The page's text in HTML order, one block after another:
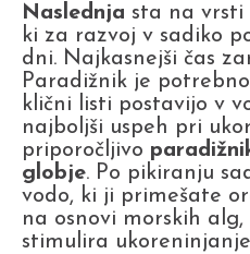
Naslednja sta na vrsti
ki za razvoj v sadiko
dni. Najkasnejši čas
Paradižnik je
klični listi postavijo v
najboljši uspeh pri
priporočljivo
globje. Po pikiranju
vodo, ki ji primešate
na osnovi morskih alg,
stimulira